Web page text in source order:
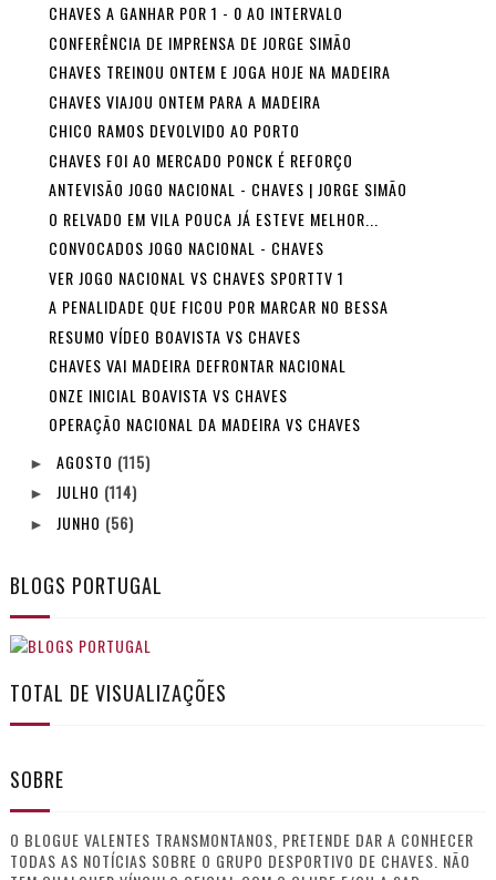
CHAVES A GANHAR POR 1 - 0 AO INTERVALO
CONFERÊNCIA DE IMPRENSA DE JORGE SIMÃO
CHAVES TREINOU ONTEM E JOGA HOJE NA MADEIRA
CHAVES VIAJOU ONTEM PARA A MADEIRA
CHICO RAMOS DEVOLVIDO AO PORTO
CHAVES FOI AO MERCADO PONCK É REFORÇO
ANTEVISÃO JOGO NACIONAL - CHAVES | JORGE SIMÃO
O RELVADO EM VILA POUCA JÁ ESTEVE MELHOR...
CONVOCADOS JOGO NACIONAL - CHAVES
VER JOGO NACIONAL VS CHAVES SPORTTV 1
A PENALIDADE QUE FICOU POR MARCAR NO BESSA
RESUMO VÍDEO BOAVISTA VS CHAVES
CHAVES VAI MADEIRA DEFRONTAR NACIONAL
ONZE INICIAL BOAVISTA VS CHAVES
OPERAÇÃO NACIONAL DA MADEIRA VS CHAVES
► AGOSTO (115)
► JULHO (114)
► JUNHO (56)
BLOGS PORTUGAL
TOTAL DE VISUALIZAÇÕES
SOBRE
O BLOGUE VALENTES TRANSMONTANOS, PRETENDE DAR A CONHECER
TODAS AS NOTÍCIAS SOBRE O GRUPO DESPORTIVO DE CHAVES. NÃO